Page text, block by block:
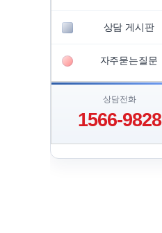
상담 게시판
자주묻는질문
상담전화
1566-9828